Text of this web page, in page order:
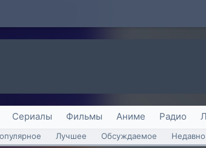
Сериалы Фильмы Аниме Радио
Лучшее Обсуждаемое